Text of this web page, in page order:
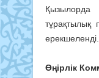
тұрақтылық
ерекшеленді.
Өңірлік